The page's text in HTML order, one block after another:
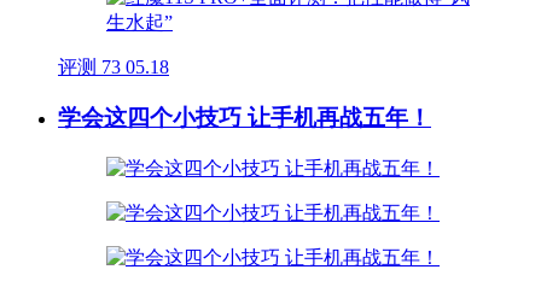
评测 73 05.18
学会这四个小技巧 让手机再战五年！